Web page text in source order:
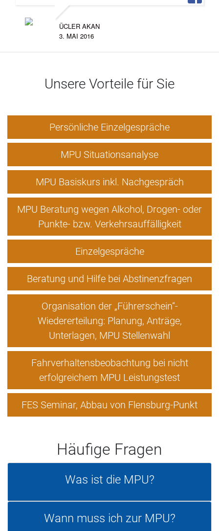
ÜCLER AKAN
3. MAI 2016
Unsere Vorteile für Sie
Persönliche Einzelgespräche
MPU Situationsanalyse
MPU Basiskurs inkl. Nachgespräch
MPU Beratung wegen Alkohol, Drogen- oder
Punkte- bzw. Verkehrsauffälligkeit
Einzelgespräche
Beratung und Hilfe bei Abstinenzfragen
Organisation der „Führerschein“-
Wiedererteilung: Planung, Anträge,
Unterlagen, MPU Stellenwahl
Fahrverhaltensbeobachtung bei nicht
erfolgreichem MPU Leistungstest
FES Seminar, Abbau von Flensburg-Punkt
Häufige Fragen
Was ist die MPU?
Wann muss ich zur MPU?